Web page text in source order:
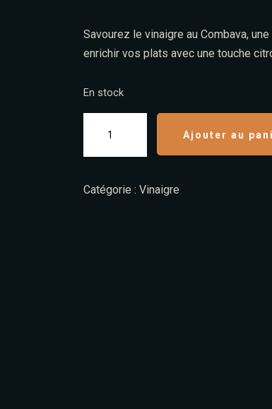
Savourez le vinaigre au Combava,
enrichir vos plats avec une touche
En stock
Ajouter au
Catégorie :Vinaigre